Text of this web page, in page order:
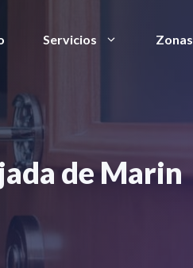
Servicios Zonas
de Marin